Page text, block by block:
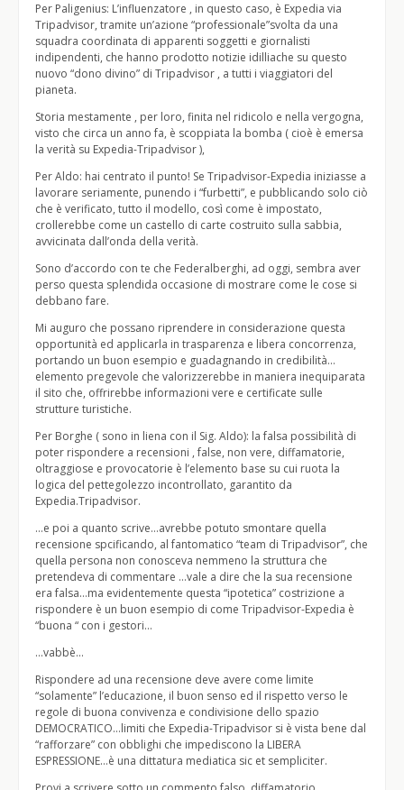
Per Paligenius: L’influenzatore , in questo caso, è Expedia via
Tripadvisor, tramite un’azione “professionale”svolta da una
squadra coordinata di apparenti soggetti e giornalisti
indipendenti, che hanno prodotto notizie idilliache su questo
nuovo “dono divino” di Tripadvisor , a tutti i viaggiatori del
pianeta.
Storia mestamente , per loro, finita nel ridicolo e nella vergogna,
visto che circa un anno fa, è scoppiata la bomba ( cioè è emersa
la verità su Expedia-Tripadvisor ),
Per Aldo: hai centrato il punto! Se Tripadvisor-Expedia iniziasse a
lavorare seriamente, punendo i “furbetti”, e pubblicando solo ciò
che è verificato, tutto il modello, così come è impostato,
crollerebbe come un castello di carte costruito sulla sabbia,
avvicinata dall’onda della verità.
Sono d’accordo con te che Federalberghi, ad oggi, sembra aver
perso questa splendida occasione di mostrare come le cose si
debbano fare.
Mi auguro che possano riprendere in considerazione questa
opportunità ed applicarla in trasparenza e libera concorrenza,
portando un buon esempio e guadagnando in credibilità…
elemento pregevole che valorizzerebbe in maniera inequiparata
il sito che, offrirebbe informazioni vere e certificate sulle
strutture turistiche.
Per Borghe ( sono in liena con il Sig. Aldo): la falsa possibilità di
poter rispondere a recensioni , false, non vere, diffamatorie,
oltraggiose e provocatorie è l’elemento base su cui ruota la
logica del pettegolezzo incontrollato, garantito da
Expedia.Tripadvisor.
…e poi a quanto scrive…avrebbe potuto smontare quella
recensione spcificando, al fantomatico “team di Tripadvisor”, che
quella persona non conosceva nemmeno la struttura che
pretendeva di commentare …vale a dire che la sua recensione
era falsa…ma evidentemente questa “ipotetica” costrizione a
rispondere è un buon esempio di come Tripadvisor-Expedia è
“buona “ con i gestori…
…vabbè…
Rispondere ad una recensione deve avere come limite
“solamente” l’educazione, il buon senso ed il rispetto verso le
regole di buona convivenza e condivisione dello spazio
DEMOCRATICO…limiti che Expedia-Tripadvisor si è vista bene dal
“rafforzare” con obblighi che impediscono la LIBERA
ESPRESSIONE…è una dittatura mediatica sic et sempliciter.